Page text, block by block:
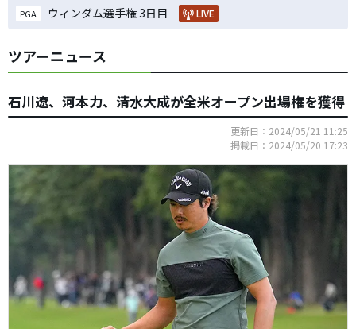
PGA ウィンダム選手権 3日目 LIVE
ツアーニュース
石川遼、河本力、清水大成が全米オープン出場権を獲得
更新日：2024/05/21 11:25
掲載日：2024/05/20 17:23